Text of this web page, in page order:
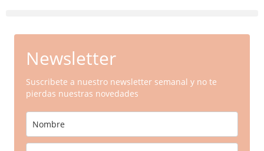
Newsletter
Suscribete a nuestro newsletter semanal y no te
pierdas nuestras novedades